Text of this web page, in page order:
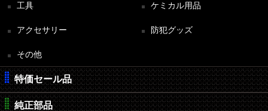
工具 ケミカル用品
アクセサリー 防犯グッズ
その他
特価セール品
純正部品